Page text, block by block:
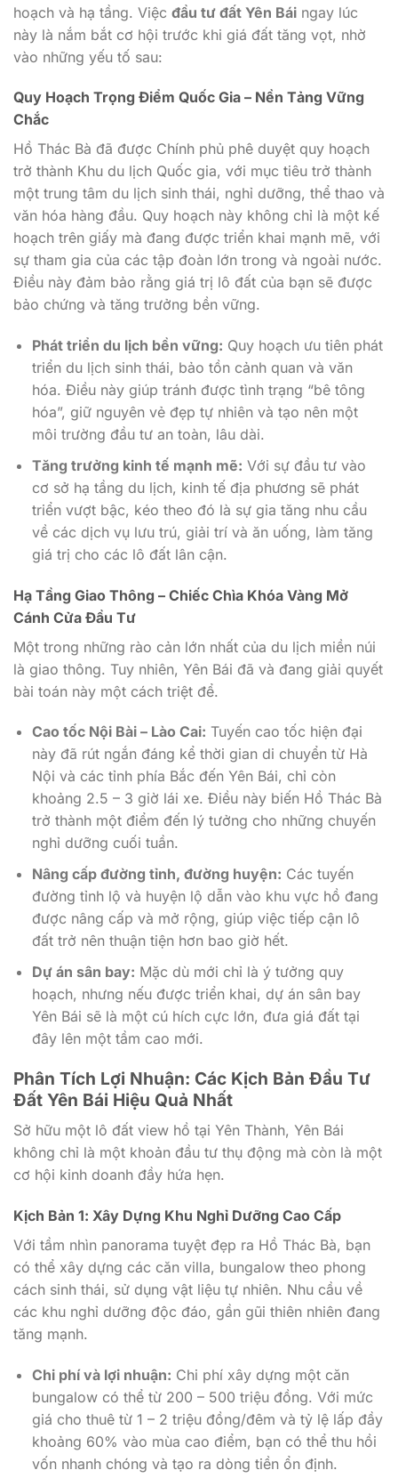
hoạch và hạ tầng. Việc đầu tư đất Yên Bái ngay lúc
này là nắm bắt cơ hội trước khi giá đất tăng vọt, nhờ
vào những yếu tố sau:
Quy Hoạch Trọng Điểm Quốc Gia – Nền Tảng Vững
Chắc
Hồ Thác Bà đã được Chính phủ phê duyệt quy hoạch
trở thành Khu du lịch Quốc gia, với mục tiêu trở thành
một trung tâm du lịch sinh thái, nghỉ dưỡng, thể thao và
văn hóa hàng đầu. Quy hoạch này không chỉ là một kế
hoạch trên giấy mà đang được triển khai mạnh mẽ, với
sự tham gia của các tập đoàn lớn trong và ngoài nước.
Điều này đảm bảo rằng giá trị lô đất của bạn sẽ được
bảo chứng và tăng trưởng bền vững.
Phát triển du lịch bền vững: Quy hoạch ưu tiên phát
triển du lịch sinh thái, bảo tồn cảnh quan và văn
hóa. Điều này giúp tránh được tình trạng “bê tông
hóa”, giữ nguyên vẻ đẹp tự nhiên và tạo nên một
môi trường đầu tư an toàn, lâu dài.
Tăng trưởng kinh tế mạnh mẽ: Với sự đầu tư vào
cơ sở hạ tầng du lịch, kinh tế địa phương sẽ phát
triển vượt bậc, kéo theo đó là sự gia tăng nhu cầu
về các dịch vụ lưu trú, giải trí và ăn uống, làm tăng
giá trị cho các lô đất lân cận.
Hạ Tầng Giao Thông – Chiếc Chìa Khóa Vàng Mở
Cánh Cửa Đầu Tư
Một trong những rào cản lớn nhất của du lịch miền núi
là giao thông. Tuy nhiên, Yên Bái đã và đang giải quyết
bài toán này một cách triệt để.
Cao tốc Nội Bài – Lào Cai: Tuyến cao tốc hiện đại
này đã rút ngắn đáng kể thời gian di chuyển từ Hà
Nội và các tỉnh phía Bắc đến Yên Bái, chỉ còn
khoảng 2.5 – 3 giờ lái xe. Điều này biến Hồ Thác Bà
trở thành một điểm đến lý tưởng cho những chuyến
nghỉ dưỡng cuối tuần.
Nâng cấp đường tỉnh, đường huyện: Các tuyến
đường tỉnh lộ và huyện lộ dẫn vào khu vực hồ đang
được nâng cấp và mở rộng, giúp việc tiếp cận lô
đất trở nên thuận tiện hơn bao giờ hết.
Dự án sân bay: Mặc dù mới chỉ là ý tưởng quy
hoạch, nhưng nếu được triển khai, dự án sân bay
Yên Bái sẽ là một cú hích cực lớn, đưa giá đất tại
đây lên một tầm cao mới.
Phân Tích Lợi Nhuận: Các Kịch Bản Đầu Tư
Đất Yên Bái Hiệu Quả Nhất
Sở hữu một lô đất view hồ tại Yên Thành, Yên Bái
không chỉ là một khoản đầu tư thụ động mà còn là một
cơ hội kinh doanh đầy hứa hẹn.
Kịch Bản 1: Xây Dựng Khu Nghỉ Dưỡng Cao Cấp
Với tầm nhìn panorama tuyệt đẹp ra Hồ Thác Bà, bạn
có thể xây dựng các căn villa, bungalow theo phong
cách sinh thái, sử dụng vật liệu tự nhiên. Nhu cầu về
các khu nghỉ dưỡng độc đáo, gần gũi thiên nhiên đang
tăng mạnh.
Chi phí và lợi nhuận: Chi phí xây dựng một căn
bungalow có thể từ 200 – 500 triệu đồng. Với mức
giá cho thuê từ 1 – 2 triệu đồng/đêm và tỷ lệ lấp đầy
khoảng 60% vào mùa cao điểm, bạn có thể thu hồi
vốn nhanh chóng và tạo ra dòng tiền ổn định.